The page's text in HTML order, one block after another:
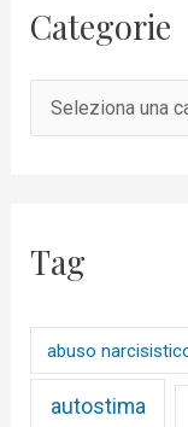
Categorie
Tag
abuso
autostima